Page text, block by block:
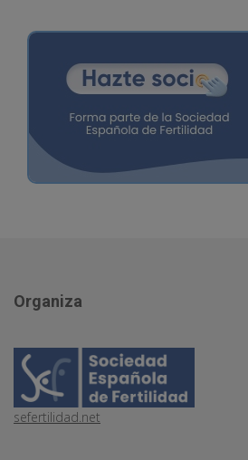
Organiza
sefertilidad.net